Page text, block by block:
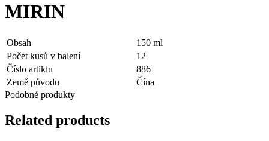
MIRIN
Obsah
150 ml
Počet kusů v balení
12
Číslo artiklu
886
Země původu
Čína
Podobné produkty
Related products